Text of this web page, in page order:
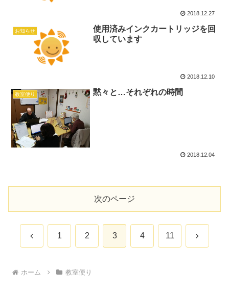
2018.12.27
お知らせ
使用済みインクカートリッジを回
収しています
2018.12.10
教室便り 黙々と…それぞれの時間
2018.12.04
次のページ
前 1 2 3 4 11 次
ホーム 教室便り